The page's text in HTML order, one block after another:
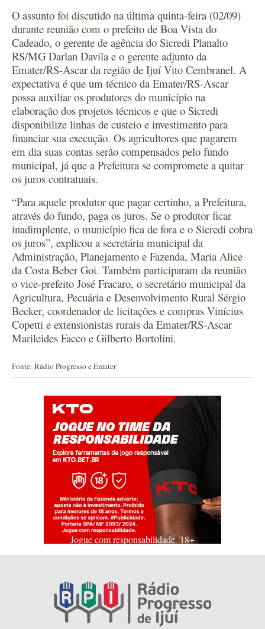
O assunto foi discutido na última quinta-feira (02/09)
durante reunião com o prefeito de Boa Vista do
Cadeado, o gerente de agência do Sicredi Planalto
RS/MG Darlan Davila e o gerente adjunto da
Emater/RS-Ascar da região de Ijuí Vito Cembranel. A
expectativa é que um técnico da Emater/RS-Ascar
possa auxiliar os produtores do município na
elaboração dos projetos técnicos e que o Sicredi
disponibilize linhas de custeio e investimento para
financiar sua execução. Os agricultores que pagarem
em dia suas contas serão compensados pelo fundo
municipal, já que a Prefeitura se compromete a quitar
os juros contratuais.
“Para aquele produtor que pagar certinho, a Prefeitura,
através do fundo, paga os juros. Se o produtor ficar
inadimplente, o município fica de fora e o Sicredi cobra
os juros”, explicou a secretária municipal da
Administração, Planejamento e Fazenda, Maria Alice
da Costa Beber Goi. Também participaram da reunião
o vice-prefeito José Fracaro, o secretário municipal da
Agricultura, Pecuária e Desenvolvimento Rural Sérgio
Becker, coordenador de licitações e compras Vinícius
Copetti e extensionistas rurais da Emater/RS-Ascar
Marileides Facco e Gilberto Bortolini.
Fonte: Rádio Progresso e Emater
Jogue com responsabilidade. 18+